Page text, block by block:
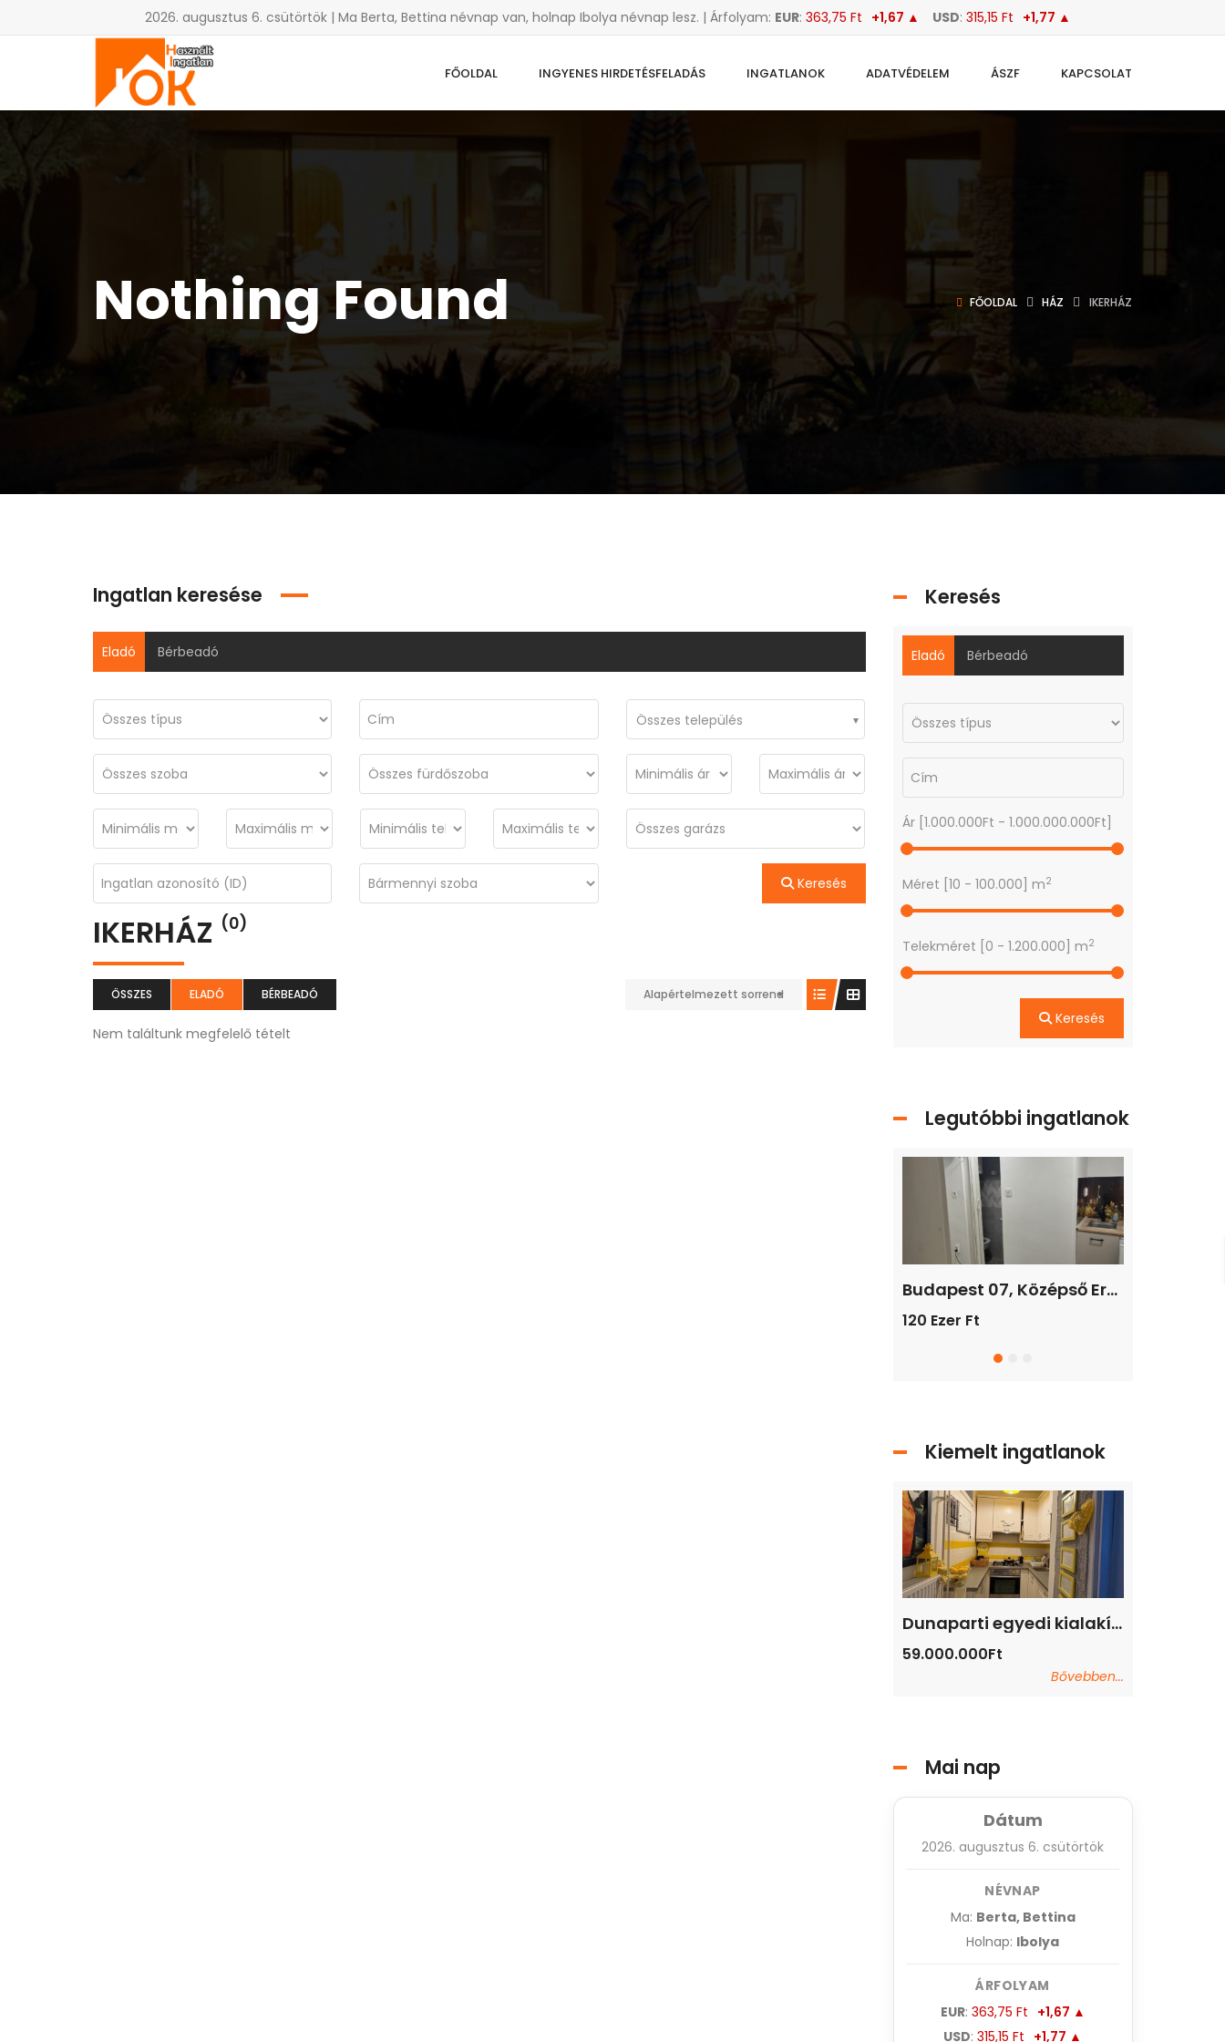
2026. augusztus 6. csütörtök | Ma Berta, Bettina névnap van, holnap Ibolya névnap lesz. | Árfolyam: EUR: 363,75 Ft +1,67 ▲ USD: 315,15 Ft +1,77 ▲
FŐOLDAL INGYENES HIRDETÉSFELADÁS INGATLANOK ADATVÉDELEM ÁSZF KAPCSOLAT
Nothing Found FŐOLDAL HÁZ IKERHÁZ
Ingatlan keresése
Eladó Bérbeadó
Összes település
Keresés
IKERHÁZ (0)
ÖSSZES ELADÓ BÉRBEADÓ Alapértelmezett sorrend
Nem találtunk megfelelő tételt
Keresés
Eladó Bérbeadó
Ár [ 1.000.000Ft - 1.000.000.000Ft
Méret [ 10 - 100.000 ] m2
Telekméret [ 0 - 1.200.000 ] m2
Keresés
Legutóbbi ingatlanok
Budapest 07, Középső Erzsébetváros / társasházi lakás / tégla / 1 szoba / 8 m²
120 Ezer Ft
Kiemelt ingatlanok
Dunaparti egyedi kialakítású lakás eladó
59.000.000Ft
Bővebben...
Mai nap
Dátum
2026. augusztus 6. csütörtök
NÉVNAP
Ma: Berta, Bettina
Holnap: Ibolya
ÁRFOLYAM
EUR: 363,75 Ft +1,67 ▲
USD: 315,15 Ft +1,77 ▲